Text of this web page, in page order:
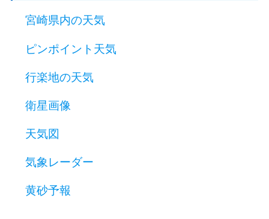
宮崎県内の天気
ピンポイント天気
行楽地の天気
衛星画像
天気図
気象レーダー
黄砂予報